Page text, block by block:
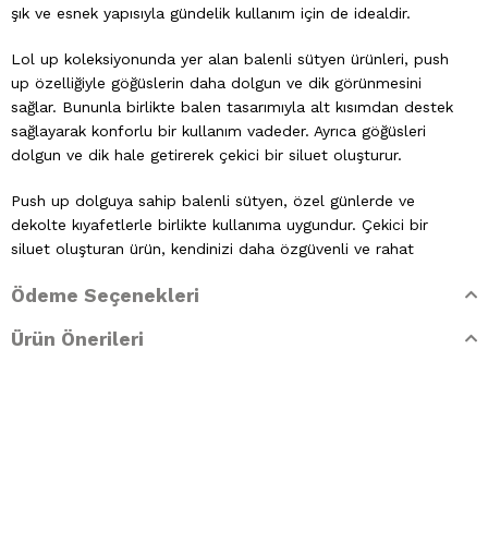
şık ve esnek yapısıyla gündelik kullanım için de idealdir.
Lol up koleksiyonunda yer alan balenli sütyen ürünleri, push
up özelliğiyle göğüslerin daha dolgun ve dik görünmesini
sağlar. Bununla birlikte balen tasarımıyla alt kısımdan destek
sağlayarak konforlu bir kullanım vadeder. Ayrıca göğüsleri
dolgun ve dik hale getirerek çekici bir siluet oluşturur.
Push up dolguya sahip balenli sütyen, özel günlerde ve
dekolte kıyafetlerle birlikte kullanıma uygundur. Çekici bir
siluet oluşturan ürün, kendinizi daha özgüvenli ve rahat
seçeneklerinde sunulduğu için farklı kıyafetlerle
Ödeme Seçenekleri
Ürün Önerileri